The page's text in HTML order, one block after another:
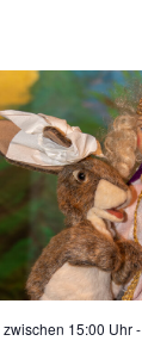
zwischen 15:00 Uhr-